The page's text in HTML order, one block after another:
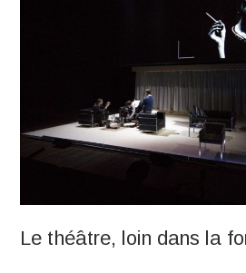
Le théâtre, loin dans la